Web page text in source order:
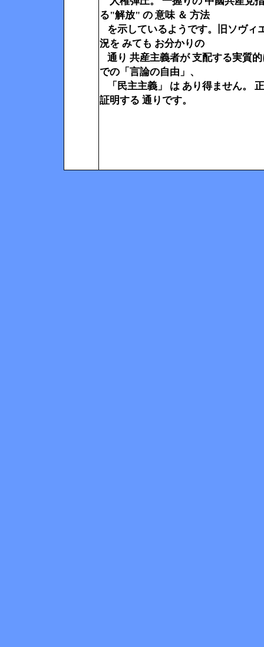
る"解放" の 意味 ＆ 方法
を示しているようです。
旧ソヴィ
況を みても お分かりの
通り 共産主義者が 支配する実質
での「言論の自由」、
「民主主義」 は あり得ません。
証明する 通りです。